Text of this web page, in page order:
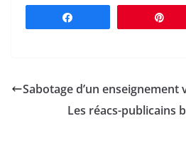
Sabotage d’un
Les réacs-publicains